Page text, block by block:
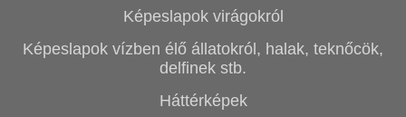
Képeslapok virágokról
Képeslapok vízben élő állatokról, halak, teknőcök,
delfinek stb.
Háttérképek